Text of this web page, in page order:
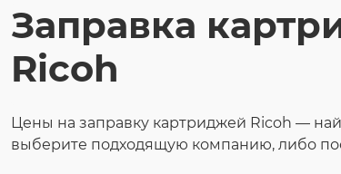
Заправка
Ricoh
Цены на заправку картриджей Ricoh —
выберите подходящую компанию, либо